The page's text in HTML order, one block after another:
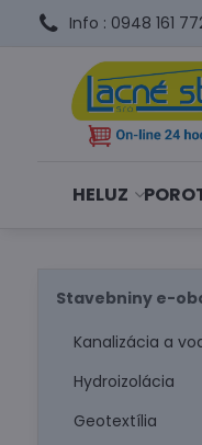
Info : 0948 161
HELUZ
Stavebniny e-
Kanalizácia a
Hydroizolácia
Geotextília